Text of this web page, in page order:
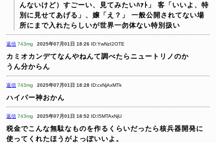
んないけど）すごーい、見てみたいﾊｧﾄ」
客「いいよ、特
別に見せてあげる」、嬢「え？」
一般公開されてない場
所にまで入れたらしいが世界一勿体ない特別扱い
返信 743mg 2025年07月01日 18:26 ID:YwNzI2OTE
カミオカンデてなんやねんて調べたらニュートリノのか
うん分からん
返信 743mg 2025年07月01日 18:28 ID:cxNjAxMTk
ハイパー神おかん
返信 743mg 2025年07月01日 18:52 ID:I5MTAxNjU
税金でこんな無駄なものを作るくらいだったら核兵器開発に
使ってくれたほうがよっぽいいよ。